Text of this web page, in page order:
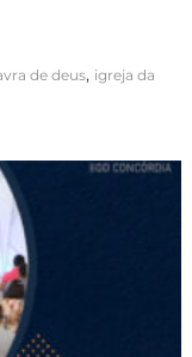
de deus, igreja da